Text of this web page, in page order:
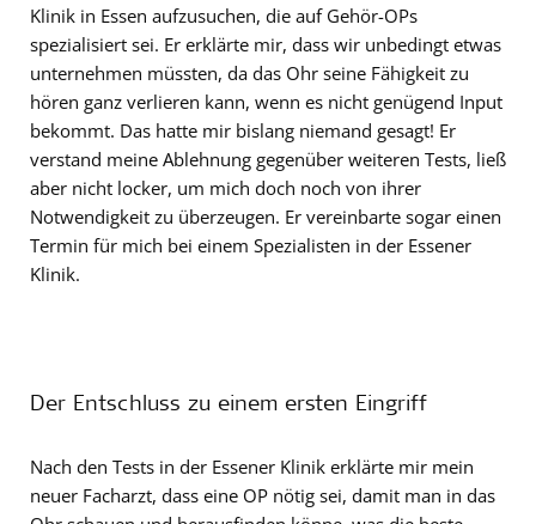
Klinik in Essen aufzusuchen, die auf Gehör-OPs
spezialisiert sei. Er erklärte mir, dass wir unbedingt etwas
unternehmen müssten, da das Ohr seine Fähigkeit zu
hören ganz verlieren kann, wenn es nicht genügend Input
bekommt. Das hatte mir bislang niemand gesagt! Er
verstand meine Ablehnung gegenüber weiteren Tests, ließ
aber nicht locker, um mich doch noch von ihrer
Notwendigkeit zu überzeugen. Er vereinbarte sogar einen
Termin für mich bei einem Spezialisten in der Essener
Klinik.
Der Entschluss zu einem ersten Eingriff
Nach den Tests in der Essener Klinik erklärte mir mein
neuer Facharzt, dass eine OP nötig sei, damit man in das